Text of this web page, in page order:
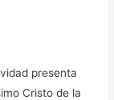
presenta
Cristo de la